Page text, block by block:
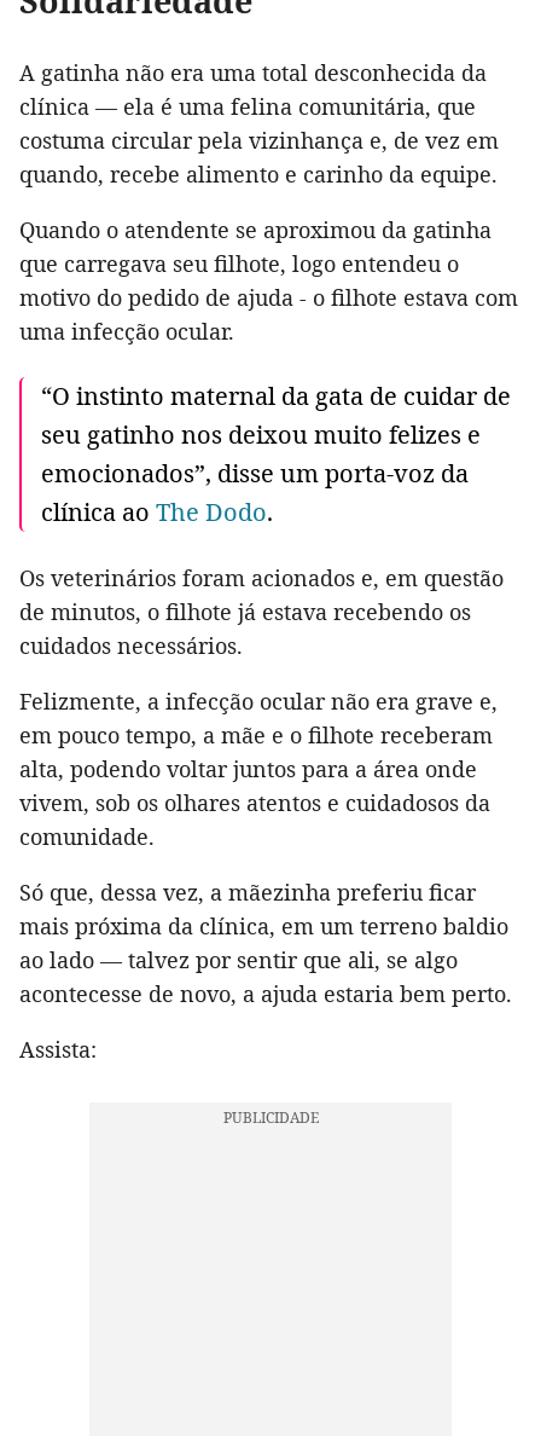
A gatinha não era uma total desconhecida da
clínica — ela é uma felina comunitária, que
costuma circular pela vizinhança e, de vez em
quando, recebe alimento e carinho da equipe.
Quando o atendente se aproximou da gatinha
que carregava seu filhote, logo entendeu o
motivo do pedido de ajuda - o filhote estava com
uma infecção ocular.
“O instinto maternal da gata de cuidar de
seu gatinho nos deixou muito felizes e
emocionados”, disse um porta-voz da
clínica ao The Dodo.
Os veterinários foram acionados e, em questão
de minutos, o filhote já estava recebendo os
cuidados necessários.
Felizmente, a infecção ocular não era grave e,
em pouco tempo, a mãe e o filhote receberam
alta, podendo voltar juntos para a área onde
vivem, sob os olhares atentos e cuidadosos da
comunidade.
Só que, dessa vez, a mãezinha preferiu ficar
mais próxima da clínica, em um terreno baldio
ao lado — talvez por sentir que ali, se algo
acontecesse de novo, a ajuda estaria bem perto.
Assista: